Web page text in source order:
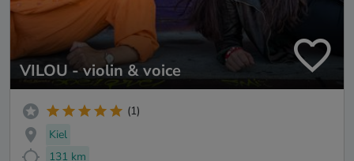
VILOU - violin & voice
(1)
Kiel
131 km